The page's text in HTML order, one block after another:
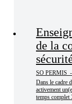
de la
SO PERMIS -
Dans le cadre
activement
temps complet